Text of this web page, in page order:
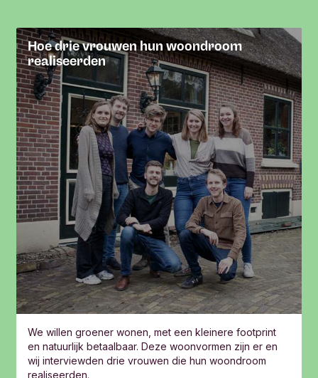
Hoe drie vrouwen hun woondroom
realiseerden
We willen groener wonen, met een kleinere footprint
en natuurlijk betaalbaar. Deze woonvormen zijn er en
wij interviewden drie vrouwen die hun woondroom
realiseerden.